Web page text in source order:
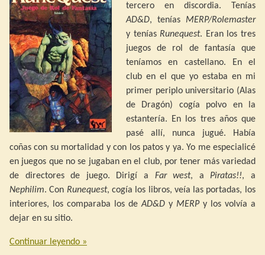
tercero en discordia. Tenías
AD&D, tenías MERP/Rolemaster
y tenías Runequest. Eran los tres
juegos de rol de fantasía que
teníamos en castellano. En el
club en el que yo estaba en mi
primer periplo universitario (Alas
de Dragón) cogía polvo en la
estantería. En los tres años que
pasé allí, nunca jugué. Había
coñas con su mortalidad y con los patos y ya. Yo me especialicé
en juegos que no se jugaban en el club, por tener más variedad
de directores de juego. Dirigí a Far west, a Piratas!!, a
Nephilim. Con Runequest, cogía los libros, veía las portadas, los
interiores, los comparaba los deAD&D y MERPy los volvía a
dejar en su sitio.
Continuar leyendo »